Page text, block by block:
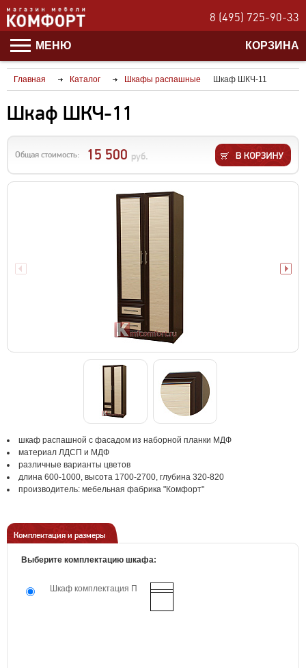
8 (495) 725-90-33
МЕНЮ КОРЗИНА
Главная Каталог Шкафы распашные Шкаф ШКЧ-11
Шкаф ШКЧ-11
Общая стоимость: 15 500 руб.
шкаф распашной с фасадом из наборной планки МДФ
материал ЛДСП и МДФ
различные варианты цветов
длина 600-1000, высота 1700-2700, глубина 320-820
производитель: мебельная фабрика "Комфорт"
Комплектация и размеры
Выберите комплектацию шкафа:
Шкаф комплектация П